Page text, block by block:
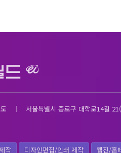
서울특별시 종로구 대학로14길
작 디자인편집/인쇄 제작
웹진/홈